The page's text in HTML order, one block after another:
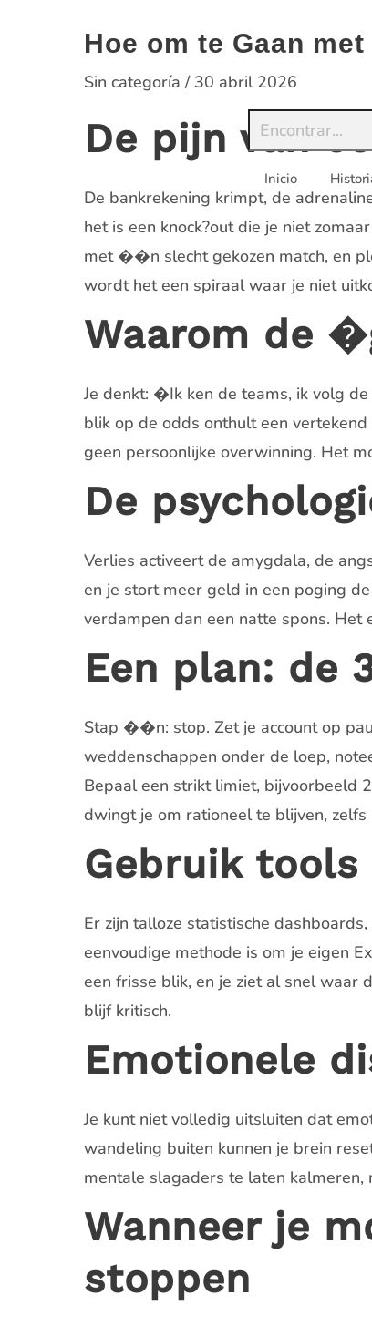
Inicio
Hoe om te Gaan
Sin categoría / 30 abril 2026
De pijn van
De bankrekening krimpt, de
het is een knock?out die je niet
met ��n slecht gekozen match, en
wordt het een spiraal waar je niet
Waarom de
Je denkt: �Ik ken de teams, ik volg
blik op de odds onthult een
geen persoonlijke overwinning. Het
De
Verlies activeert de amygdala, de
en je stort meer geld in een poging
verdampen dan een natte spons. Het
Een plan: de
Stap ��n: stop. Zet je account op
weddenschappen onder de loep,
Bepaal een strikt limiet, bijvoorbeeld
dwingt je om rationeel te blijven,
Gebruik
Er zijn talloze statistische
eenvoudige methode is om je eigen
een frisse blik, en je ziet al snel waar
blijf kritisch.
Emotionele
Je kunt niet volledig uitsluiten dat
wandeling buiten kunnen je brein
mentale slagaders te laten
Wanneer je
stoppen